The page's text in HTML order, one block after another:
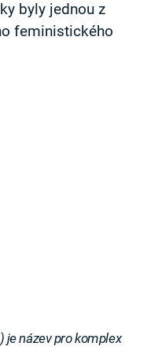
byly jednou z
feministického
je název pro komplex